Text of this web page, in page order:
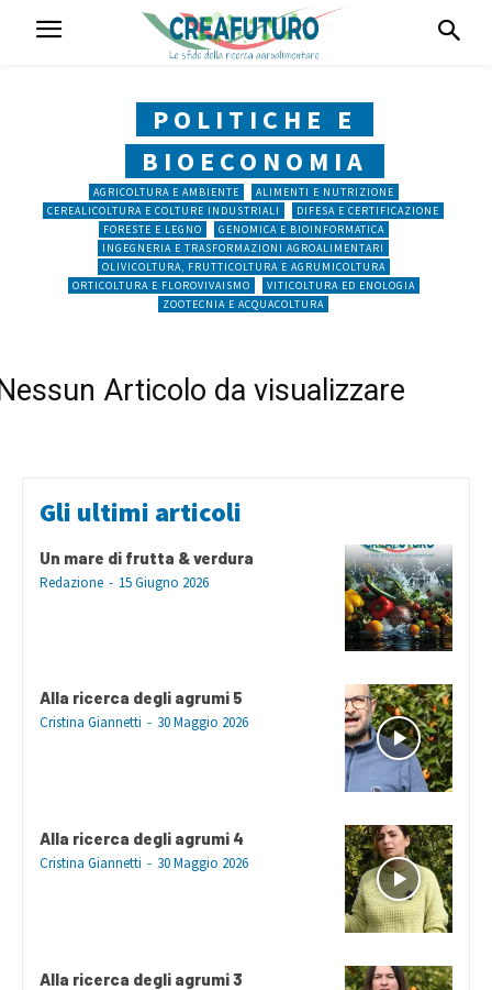
POLITICHE E
BIOECONOMIA
AGRICOLTURA E AMBIENTE
ALIMENTI E NUTRIZIONE
CEREALICOLTURA E COLTURE INDUSTRIALI
DIFESA E CERTIFICAZIONE
FORESTE E LEGNO
GENOMICA E BIOINFORMATICA
INGEGNERIA E TRASFORMAZIONI AGROALIMENTARI
OLIVICOLTURA, FRUTTICOLTURA E AGRUMICOLTURA
ORTICOLTURA E FLOROVIVAISMO
VITICOLTURA ED ENOLOGIA
ZOOTECNIA E ACQUACOLTURA
Articolo da visualizzare
Gli ultimi articoli
Un mare di frutta & verdura
Redazione - 15 Giugno 2026
Alla ricerca degli agrumi 5
Cristina Giannetti - 30 Maggio 2026
Alla ricerca degli agrumi 4
Cristina Giannetti - 30 Maggio 2026
Alla ricerca degli agrumi 3